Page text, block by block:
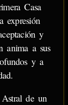
Casa
expresión
y
anima a sus
y a
de un